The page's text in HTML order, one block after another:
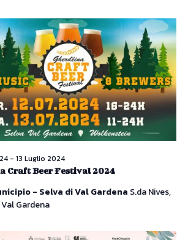
Craft Beer Festival 2024
- 13 Luglio 2024
- Selva di Val Gardena S.da Nives,
Val Gardena